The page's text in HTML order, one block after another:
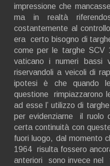
impressione che
ma in realtà
costantemente al
era certo bisogno di
come per le targhe SCV
vaticano i numeri bassi
riservandoli a veicoli di
ipotesi è che quando
questione rimpiazzarono
ad esse l’ utilizzo di
per evidenziarne il ruolo
certa continuità con
fuori luogo, dal momento
1964 risulta fossero
anteriori sono invece